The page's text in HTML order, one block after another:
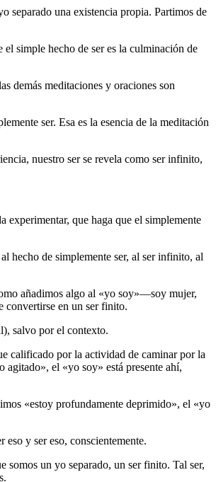
una existencia propia. Partimos de
simple hecho de ser es la culminación de
demás meditaciones y oraciones son
ser. Esa es la esencia de la meditación
nuestro ser se revela como ser infinito,
experimentar, que haga que el simplemente
hecho de simplemente ser, al ser infinito, al
añadimos algo al «yo soy»―soy mujer,
convertirse en un ser finito.
salvo por el contexto.
calificado por la actividad de caminar por la
el «yo soy» está presente ahí,
«estoy profundamente deprimido», el «yo
y ser eso, conscientemente.
somos un yo separado, un ser finito. Tal ser,